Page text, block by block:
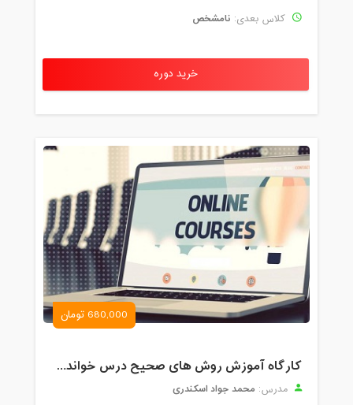
کلاس بعدی: نامشخص
خرید دوره
680,000 تومان
کارگاه آموزش روش های صحیح درس خواندن همراه با یادگیری بدون فراموشی
مدرس: محمد جواد اسکندری